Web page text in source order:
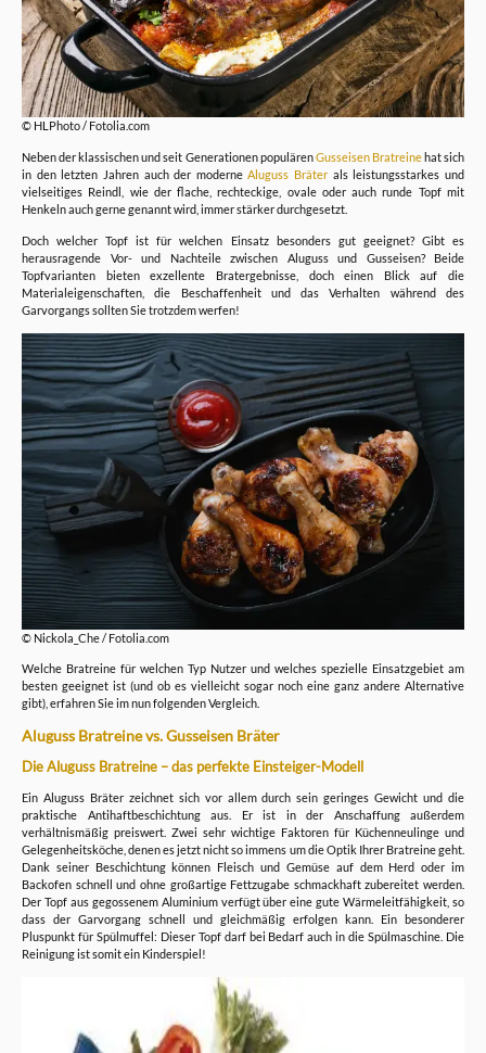
© HLPhoto / Fotolia.com
Neben der klassischen und seit Generationen populärenGusseisen Bratreinehat sich
in den letzten Jahren auch der moderneAluguss Bräter als leistungsstarkes und
vielseitiges Reindl, wie der flache, rechteckige, ovale oder auch runde Topf mit
Henkeln auch gerne genannt wird, immer stärker durchgesetzt.
Doch welcher Topf ist für welchen Einsatz besonders gut geeignet? Gibt es
herausragende Vor- und Nachteile zwischen Aluguss und Gusseisen? Beide
Topfvarianten bieten exzellente Bratergebnisse, doch einen Blick auf die
Materialeigenschaften, die Beschaffenheit und das Verhalten während des
Garvorgangs sollten Sie trotzdem werfen!
© Nickola_Che / Fotolia.com
Welche Bratreine für welchen Typ Nutzer und welches spezielle Einsatzgebiet am
besten geeignet ist (und ob es vielleicht sogar noch eine ganz andere Alternative
gibt), erfahren Sie im nun folgenden Vergleich.
Aluguss Bratreine vs. Gusseisen Bräter
Die Aluguss Bratreine – das perfekte Einsteiger-Modell
Ein Aluguss Bräter zeichnet sich vor allem durch sein geringes Gewicht und die
praktische Antihaftbeschichtung aus. Er ist in der Anschaffung außerdem
verhältnismäßig preiswert. Zwei sehr wichtige Faktoren für Küchenneulinge und
Gelegenheitsköche, denen es jetzt nicht so immens um die Optik Ihrer Bratreine geht.
Dank seiner Beschichtung können Fleisch und Gemüse auf dem Herd oder im
Backofen schnell und ohne großartige Fettzugabe schmackhaft zubereitet werden.
Der Topf aus gegossenem Aluminium verfügt über eine gute Wärmeleitfähigkeit, so
dass der Garvorgang schnell und gleichmäßig erfolgen kann. Ein besonderer
Pluspunkt für Spülmuffel: Dieser Topf darf bei Bedarf auch in die Spülmaschine. Die
Reinigung ist somit ein Kinderspiel!